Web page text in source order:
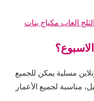
العاب مكياج بنات
مسلية يمكن للجميع
مناسبة لجميع الأعمار